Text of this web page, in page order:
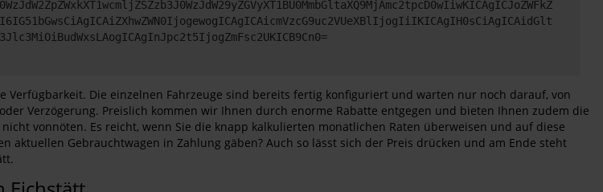
Verfügbarkeit. Die einzelnen Fahrzeuge sind bereits fertig konfiguriert und warten nur noch darauf, von
Verzögerung. Preislich kommen wir Ihnen durch enorme Rabatte entgegen und bieten Ihnen zudem die
vonnöten. Es reicht, wenn Sie die knapp kalkulierten monatlichen Raten überweisen und auf diese
aktuellen Gebrauchtwagen in Zahlung gäben? Auch so lässt sich der Preis drücken und am Ende steht